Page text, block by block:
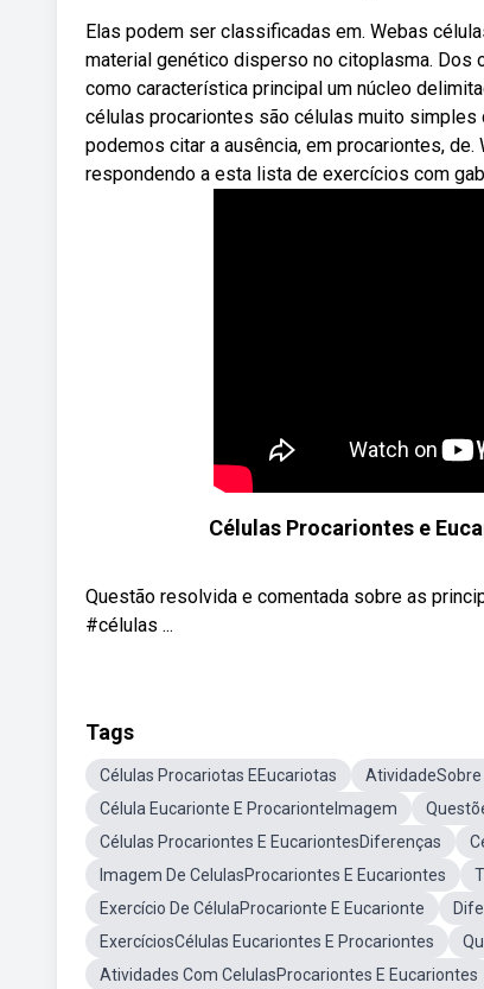
Elas podem ser classificadas em. Webas
material genético disperso no citoplasma. Dos
como característica principal um núcleo
células procariontes são células muito simples
podemos citar a ausência, em procariontes,
respondendo a esta lista de exercícios com
Células Procariontes e
Questão resolvida e comentada sobre as
#células ...
Tags
Células Procariotas EEucariotas
Célula Eucarionte E ProcarionteImagem
Células Procariontes E EucariontesDiferenças
Imagem De CelulasProcariontes E Eucariontes
Exercício De CélulaProcarionte E Eucarionte
ExercíciosCélulas Eucariontes E Procariontes
Atividades Com CelulasProcariontes E Eucariontes